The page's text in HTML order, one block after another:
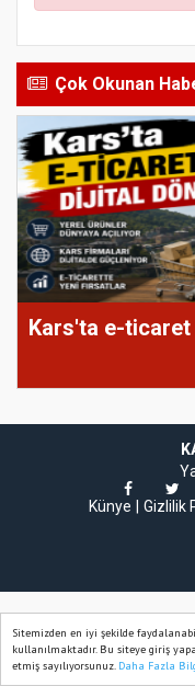
Sitemizden en iyi şekilde
kullanılmaktadır. Bu siteye giriş
etmiş sayılıyorsunuz. Daha Fazla
Çok Okunan
Kars'ta e-
Künye
Gizlilik
Ana Sayfa Web